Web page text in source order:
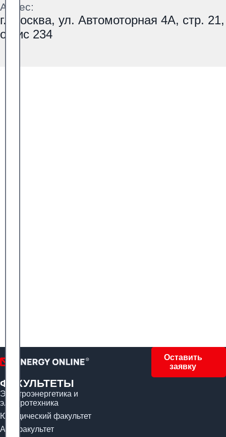
Адрес:
г. Москва, ул. Автомоторная 4А, стр. 21,
офис 234
Оставить
заявку
ФАКУЛЬТЕТЫ
Электроэнергетика и
электротехника
Юридический факультет
Арт-факультет